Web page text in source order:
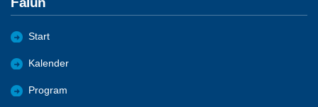
Start
Kalender
Program